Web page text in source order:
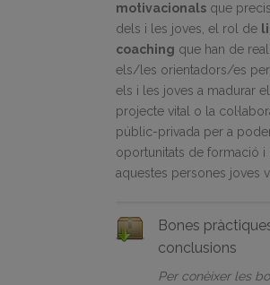
motivacionals que
dels i les joves, el rol de
coaching que han de
els/les orientadors/es per
els i les joves a madurar
projecte vital o la
públic-privada per a
oportunitats de formació i
aquestes persones joves
Bones
conclusions
Per conèixer les